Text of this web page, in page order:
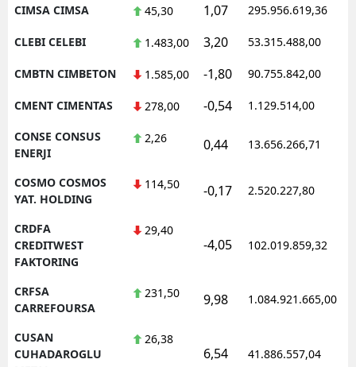
CIMSA CIMSA 45,30 1,07 295.956.619,36
CLEBI CELEBI 1.483,00 3,20 53.315.488,00
CMBTN CIMBETON 1.585,00 -1,80 90.755.842,00
CMENT CIMENTAS 278,00 -0,54 1.129.514,00
CONSE CONSUS
ENERJI
2,26 0,44 13.656.266,71
COSMO COSMOS
YAT. HOLDING
114,50 -0,17 2.520.227,80
CRDFA
CREDITWEST
FAKTORING
29,40
-4,05 102.019.859,32
CRFSA
CARREFOURSA
231,50 9,98 1.084.921.665,00
CUSAN
CUHADAROGLU
26,38
6,54 41.886.557,04